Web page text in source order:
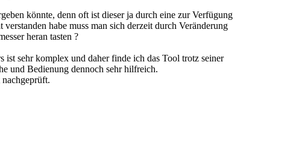
könnte, denn oft ist dieser ja durch eine zur Verfügung
habe muss man sich derzeit durch Veränderung
heran tasten ?
ist sehr komplex und daher finde ich das Tool trotz seiner
und Bedienung dennoch sehr hilfreich.